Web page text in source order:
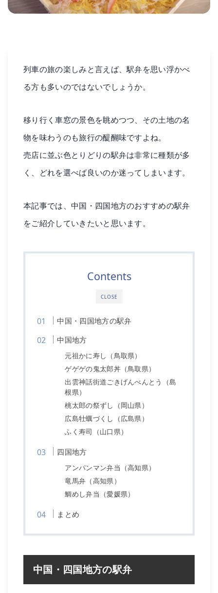
列車の旅の楽しみと言えば、駅弁を思い浮かべ
る方も多いのではないでしょうか。
移り行く車窓の景色を眺めつつ、その土地の名
物を味わうのも旅行の醍醐味ですよね。
売店に並ぶ色とりどりの駅弁は非常に種類が多
く、どれを選べば良いのか迷ってしまいます。
本記事では、中国・四国地方のおすすめの駅弁
をご紹介していきたいと思います。
CLOSE
Contents
中国・四国地方の駅弁
中国地方
元祖かに寿し（鳥取県）
ゲゲゲの鬼太郎丼（鳥取県）
出雲神話街道ごきげんべんとう（島
根県）
桃太郎の祭ずし（岡山県）
広島牡蠣づくし（広島県）
ふく寿司（山口県）
四国地方
アンパンマン弁当（高知県）
竜馬弁（高知県）
鯛めし弁当（愛媛県）
まとめ
中国・四国地方の駅弁